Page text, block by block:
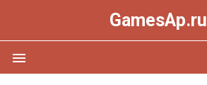
GamesAp.ru
menu